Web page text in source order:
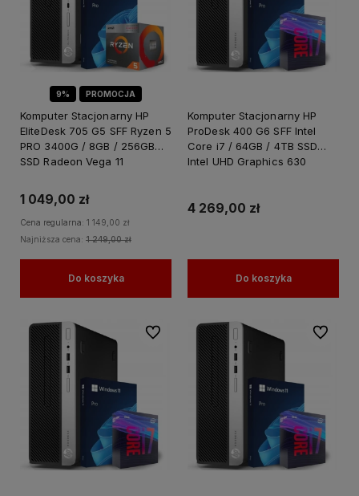
9% PROMOCJA
Komputer Stacjonarny HP
EliteDesk 705 G5 SFF Ryzen 5
PRO 3400G / 8GB / 256GB
SSD Radeon Vega 11
Nauki Pracy
1 049,00 zł
Cena regularna: 1 149,00 zł
Najniższa cena: 1 249,00 zł
Do koszyka
Komputer Stacjonarny HP
ProDesk 400 G6 SFF Intel
Core i7 / 64GB / 4TB SSD
Intel UHD Graphics 630
4 269,00 zł
Do koszyka
Do ulubionych Do